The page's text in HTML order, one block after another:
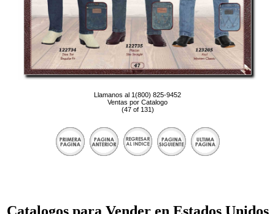
Llamanos al 1(800) 825-9452
Ventas por Catalogo
(47 of 131)